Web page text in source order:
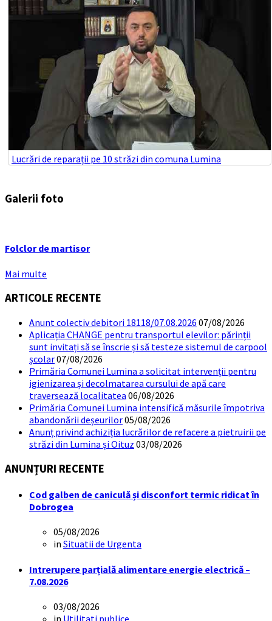
Lucrări de reparații pe 10 străzi din comuna Lumina
Galerii foto
Folclor de martisor
Mai multe
ARTICOLE RECENTE
Anunt colectiv debitori 18118/07.08.2026 07/08/2026
Aplicația CHANGE pentru transportul elevilor: părinții
sunt invitați să se înscrie și să testeze sistemul de carpool
școlar07/08/2026
Primăria Comunei Lumina a solicitat intervenții pentru
igienizarea și decolmatarea cursului de apă care
traversează localitatea 06/08/2026
Primăria Comunei Lumina intensifică măsurile împotriva
abandonării deșeurilor05/08/2026
Anunț privind achiziția lucrărilor de refacere a pietruirii pe
străzi din Lumina și Oituz 03/08/2026
ANUNȚURI RECENTE
Cod galben de caniculă și disconfort termic ridicat în
Dobrogea
05/08/2026
in Situatii de Urgenta
Intrerupere parțială alimentare energie electrică –
7.08.2026
03/08/2026
in Utilitati publice